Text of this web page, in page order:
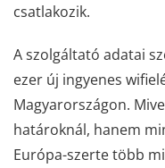
csatlakozik.
A szolgáltató adatai
ezer új ingyenes
Magyarországon.
határoknál, hanem
Európa-szerte több